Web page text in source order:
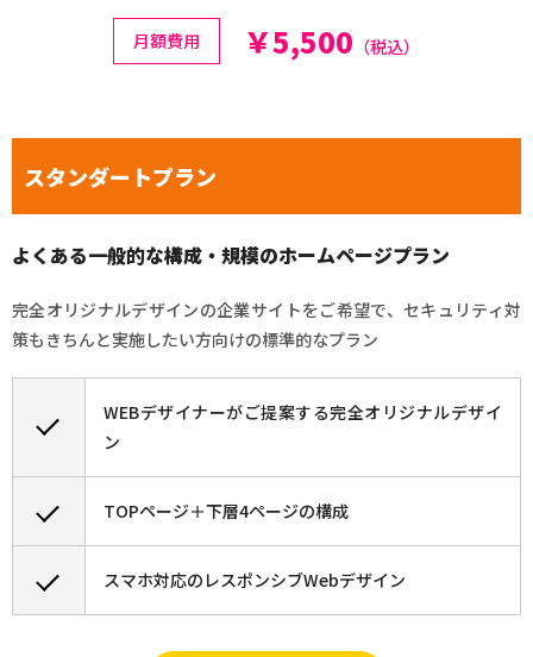
月額費用 ￥5,500 （税込）
スタンダートプラン
よくある一般的な構成・規模のホームページプラン
完全オリジナルデザインの企業サイトをご希望で、セキュリティ対
策もきちんと実施したい方向けの標準的なプラン
WEBデザイナーがご提案する完全オリジナルデザイ
ン
TOPページ＋下層4ページの構成
スマホ対応のレスポンシブWebデザイン